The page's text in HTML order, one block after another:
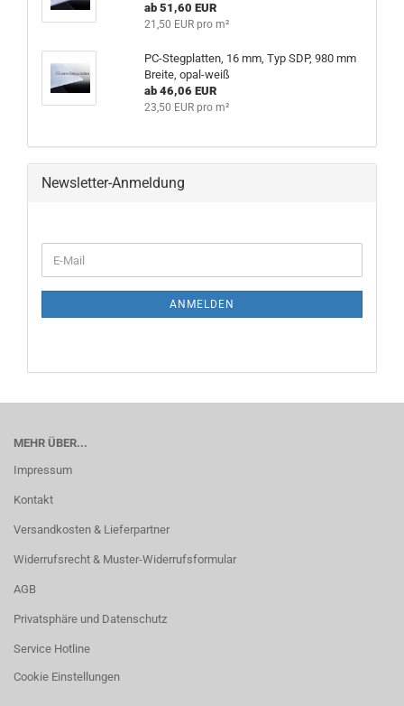
ab 51,60 EUR
21,50 EUR pro m²
PC-Stegplatten, 16 mm, Typ SDP, 980 mm
Breite, opal-weiß
ab 46,06 EUR
23,50 EUR pro m²
Newsletter-Anmeldung
ZUR
E-
Mail
ANMELDEN
MEHR ÜBER...
Impressum
Kontakt
Versandkosten & Lieferpartner
Widerrufsrecht & Muster-Widerrufsformular
AGB
Privatsphäre und Datenschutz
Service Hotline
Cookie Einstellungen